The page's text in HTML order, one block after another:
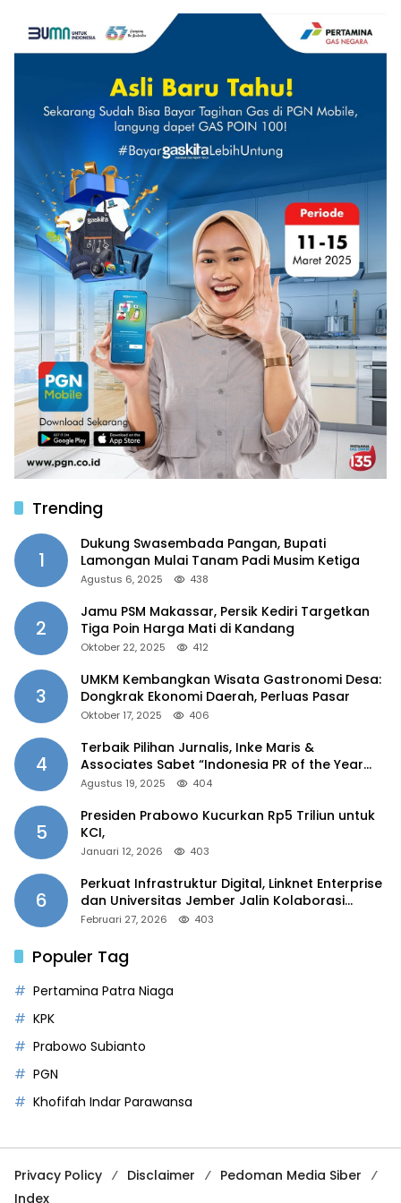
Trending
1
Dukung Swasembada Pangan, Bupati
Lamongan Mulai Tanam Padi Musim Ketiga
Agustus 6, 2025 438
2
Jamu PSM Makassar, Persik Kediri Targetkan
Tiga Poin Harga Mati di Kandang
Oktober 22, 2025 412
3
UMKM Kembangkan Wisata Gastronomi Desa:
Dongkrak Ekonomi Daerah, Perluas Pasar
Oktober 17, 2025 406
4
Terbaik Pilihan Jurnalis, Inke Maris &
Associates Sabet “Indonesia PR of the Year
2025”
Agustus 19, 2025 404
5
Presiden Prabowo Kucurkan Rp5 Triliun untuk
KCI,
Januari 12, 2026 403
6
Perkuat Infrastruktur Digital, Linknet Enterprise
dan Universitas Jember Jalin Kolaborasi
Smart Campus Berbasis AI
Februari 27, 2026 403
Populer Tag
Pertamina Patra Niaga
KPK
Prabowo Subianto
PGN
Khofifah Indar Parawansa
Privacy Policy Disclaimer
Pedoman Media Siber
Index